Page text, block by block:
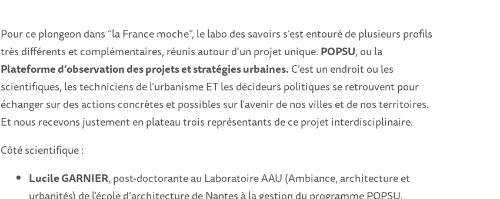
Pour ce plongeon dans “la France moche”, le labo des savoirs s’est entouré de plusieurs profils
très différents et complémentaires, réunis autour d'un projet unique. POPSU, ou la
Plateforme d’observation des projets et stratégies urbaines. C’est un endroit ou les
scientifiques, les techniciens de l’urbanisme ET les décideurs politiques se retrouvent pour
échanger sur des actions concrètes et possibles sur l’avenir de nos villes et de nos territoires.
Et nous recevons justement en plateau trois représentants de ce projet interdisciplinaire.
Côté scientifique :
Lucile GARNIER, post-doctorante au Laboratoire AAU (Ambiance, architecture et
urbanités) de l’école d’architecture de Nantes à la gestion du programme POPSU.